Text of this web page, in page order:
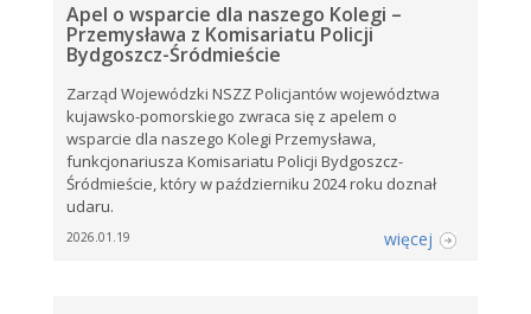
Apel o wsparcie dla naszego Kolegi –
Przemysława z Komisariatu Policji
Bydgoszcz-Śródmieście
Zarząd Wojewódzki NSZZ Policjantów województwa
kujawsko-pomorskiego zwraca się z apelem o
wsparcie dla naszego Kolegi Przemysława,
funkcjonariusza Komisariatu Policji Bydgoszcz-
Śródmieście, który w październiku 2024 roku doznał
udaru.
2026.01.19 więcej